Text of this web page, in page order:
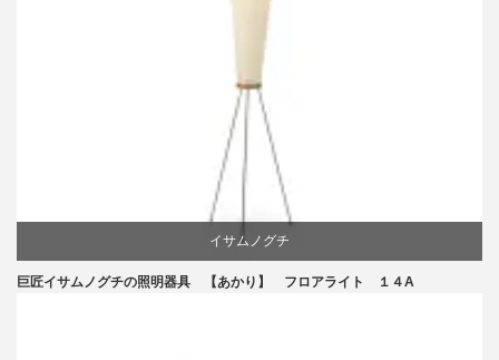
イサムノグチ
巨匠イサムノグチの照明器具 【あかり】 フロアライト １４A